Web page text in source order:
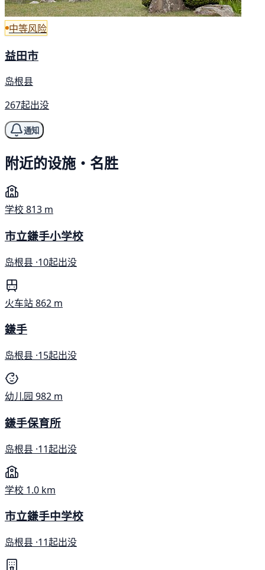
中等风险
益田市
岛根县
267起出没
通知
附近的设施・名胜
学校813 m
市立鎌手小学校
岛根县 ·10起出没
火车站862 m
鎌手
岛根县 ·15起出没
幼儿园 982 m
鎌手保育所
岛根县 ·11起出没
学校 1.0 km
市立鎌手中学校
岛根县 ·11起出没